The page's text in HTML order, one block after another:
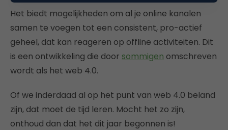
Het biedt mogelijkheden om al je online kanalen
samen te voegen tot een consistent, pro-actief
geheel, dat kan reageren op offline activiteiten. Dit
is een ontwikkeling die door sommigen omschreven
wordt als het web 4.0.
Of we inderdaad al op het punt van web 4.0 beland
zijn, dat moet de tijd leren. Mocht het zo zijn,
onthoud dan dat het dit jaar begonnen is!